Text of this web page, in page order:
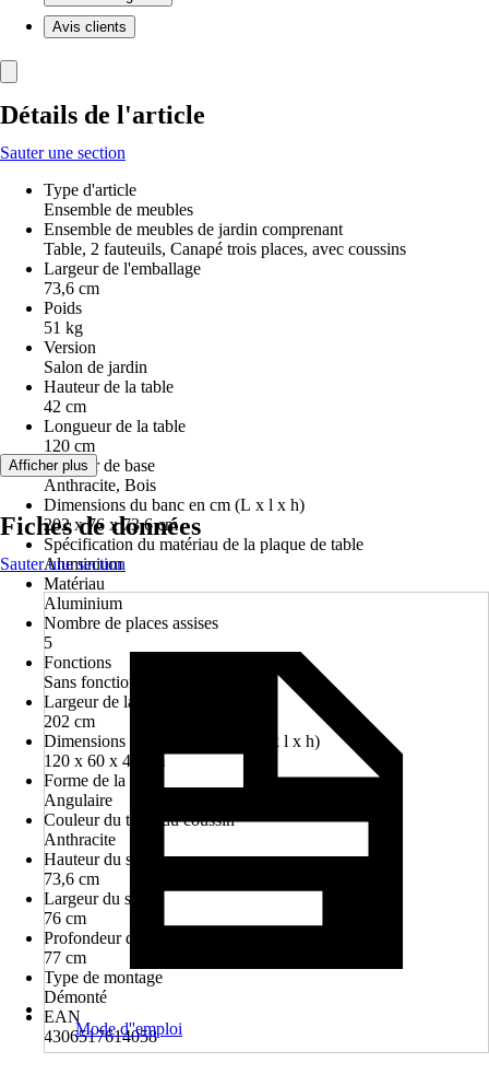
Avis clients
Détails de l'article
Sauter une section
Type d'article
Ensemble de meubles
Ensemble de meubles de jardin comprenant
Table, 2 fauteuils, Canapé trois places, avec coussins
Largeur de l'emballage
73,6 cm
Poids
51 kg
Version
Salon de jardin
Hauteur de la table
42 cm
Longueur de la table
120 cm
Couleur de base
Anthracite, Bois
Dimensions du banc en cm (L x l x h)
202 x 76 x 73,6 cm
Spécification du matériau de la plaque de table
Aluminium
Matériau
Aluminium
Nombre de places assises
5
Fonctions
Sans fonction
Largeur de la table
202 cm
Dimensions de la table en cm (L x l x h)
120 x 60 x 42 cm
Forme de la table
Angulaire
Couleur du tapis/du coussin
Anthracite
Hauteur du siège
73,6 cm
Largeur du siège
76 cm
Profondeur du siège
77 cm
Type de montage
Démonté
EAN
4306517614058
Afficher plus
Fiches de données
Sauter une section
Mode d''emploi